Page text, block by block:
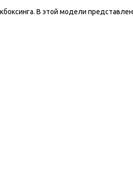
В этой модели представлен